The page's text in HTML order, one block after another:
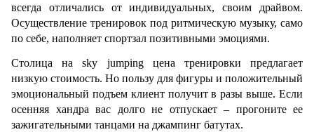
всегда отличались от индивидуальных, своим драйвом.
Осуществление тренировок под ритмическую музыку, само
по себе, наполняет спортзал позитивными эмоциями.
Столица на sky jumping цена тренировки предлагает
низкую стоимость. Но пользу для фигуры и положительный
эмоциональный подъем клиент получит в разы выше. Если
осенняя хандра вас долго не отпускает – прогоните ее
зажигательными танцами на джампинг батутах.